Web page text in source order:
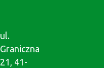
ul.
Graniczna
21, 41-